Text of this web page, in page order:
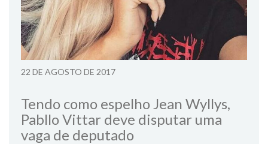
22 DE AGOSTO DE 2017
Tendo como espelho Jean Wyllys,
Pabllo Vittar deve disputar uma
vaga de deputado